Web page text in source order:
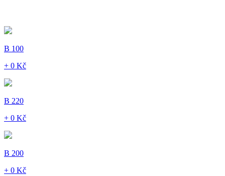
B 100
+ 0 Kč
B 220
+ 0 Kč
B 200
+ 0 Kč